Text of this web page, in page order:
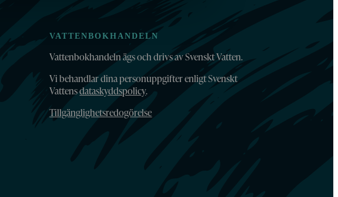
VATTENBOKHANDELN
Vattenbokhandeln ägs och drivs av Svenskt Vatten.
Vi behandlar dina personuppgifter enligt Svenskt
Vattensdataskyddspolicy.
Tillgänglighetsredogörelse